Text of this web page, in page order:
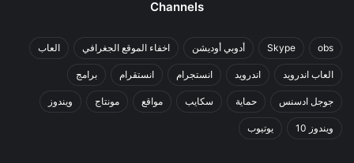
Channels
obs
Skype أدوبي أوديشن اخفاء الموقع الجغرافي العاب
العاب اندرويد اندرويد انستجرام انستقرام برامج
جوجل ادسنس حماية سكايب مواقع مونتاج ويندوز
ويندوز 10 يوتيوب